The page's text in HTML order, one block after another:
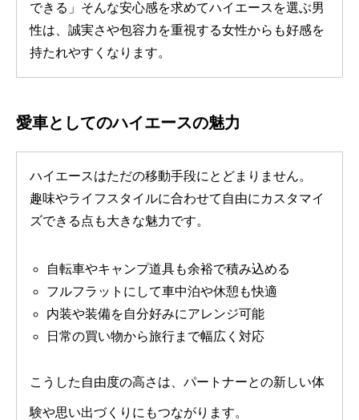
できる」そんな安心感を求めてハイエースを選ぶ男
性は、誠実さや包容力を重視する女性からも好感を
持たれやすくなります。
愛車としてのハイエースの魅力
ハイエースはただの移動手段にとどまりません。
趣味やライフスタイルに合わせて自由にカスタマイ
ズできる点も大きな魅力です。
自転車やキャンプ道具も余裕で積み込める
フルフラットにして車中泊や休憩も快適
内装や装備を自分好みにアレンジ可能
日常の買い物から旅行まで幅広く対応
こうした自由度の高さは、パートナーとの新しい体
験や思い出づくりにもつながります。